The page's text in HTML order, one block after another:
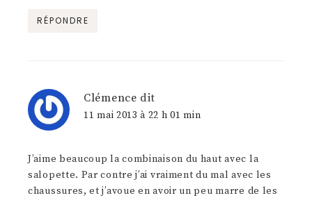
RÉPONDRE
Clémence dit
11 mai 2013 à 22 h 01 min
J’aime beaucoup la combinaison du haut avec la
salopette. Par contre j’ai vraiment du mal avec les
chaussures, et j’avoue en avoir un peu marre de les